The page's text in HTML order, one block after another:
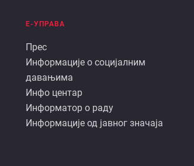
Е
управа
Е-УПРАВА
Прес
Информације о социјалним
давањима
Инфо центар
Информатор о раду
Информације од јавног значаја